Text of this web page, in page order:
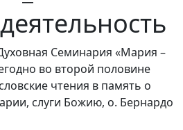
Семинария «Мария –
во второй половине
чтения в память о
слуги Божию, о. Бернардо